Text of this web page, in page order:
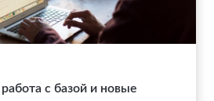
с базой и новые